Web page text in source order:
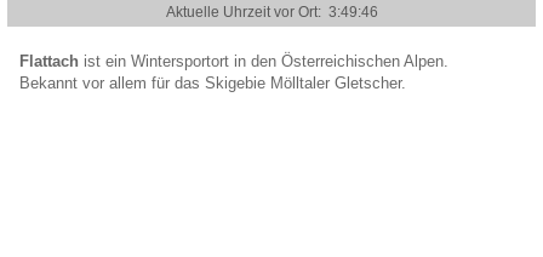
Flattach ist ein Wintersportort in den Österreichischen Alpen.
Bekannt vor allem für das Skigebie Mölltaler Gletscher.